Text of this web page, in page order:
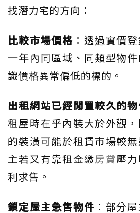
找潛力宅的方向：
比較市場價格 ：透過實價
一年內同區域、同類型物
識價格異常偏低的標的。
出租網站已經閒置較久的物
租屋時在乎內裝大於外觀
的裝潢可能於租賃市場較
主若又有靠租金繳房貸壓
利求售。
鎖定屋主急售物件 ：部分